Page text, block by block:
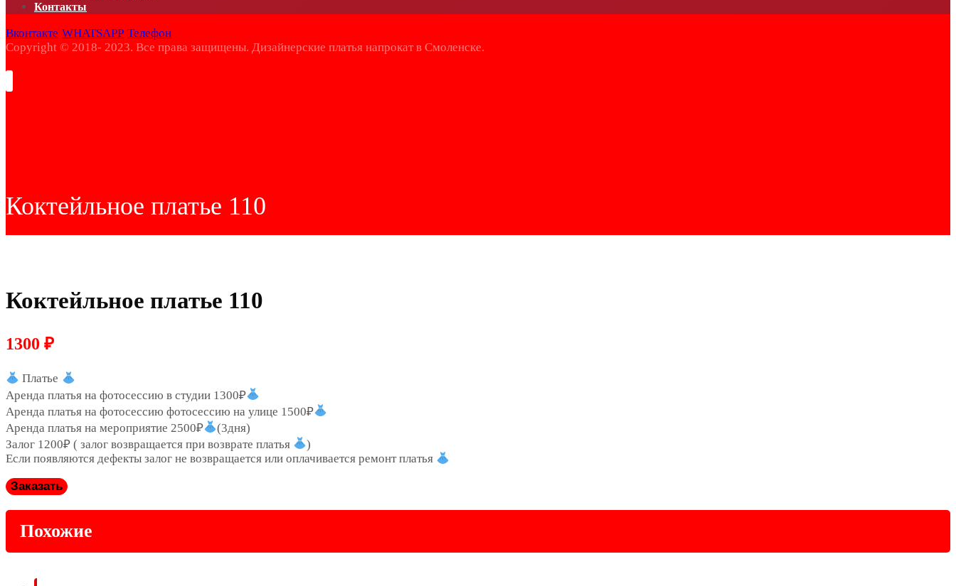
Контакты
Вконтакте WHATSAPP Телефон
Copyright © 2018- 2023. Все права защищены. Дизайнерские платья напрокат в Смоленске.
Коктейльное платье 110
Коктейльное платье 110
1300 ₽
Платье
Аренда платья на фотосессию в студии 1300₽
Аренда платья на фотосессию фотосессию на улице 1500₽
Аренда платья на мероприятие 2500₽
(3дня)
Залог 1200₽ ( залог возвращается при возврате платья
)
Если появляются дефекты залог не возвращается или оплачивается ремонт платья
Заказать
Похожие